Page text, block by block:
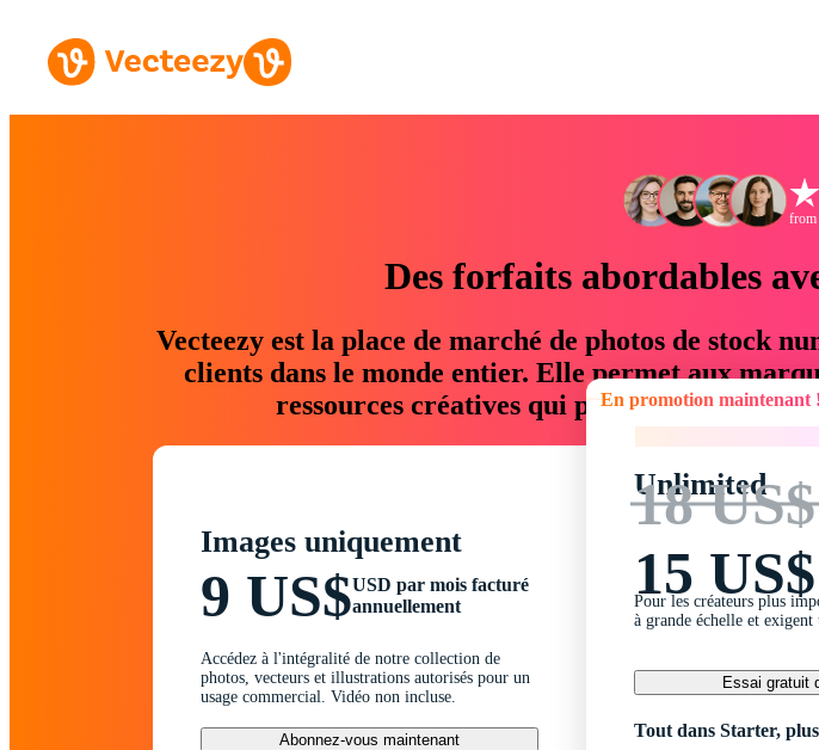
from
Des forfaits abordables
Vecteezy est la place de marché de photos de stock
clients dans le monde entier. Elle permet aux
ressources créatives qui permettent
Images uniquement
9 US$USD par mois facturé
annuellement
Accédez à l'intégralité de notre collection de
photos, vecteurs et illustrations autorisés pour un
usage commercial. Vidéo non incluse.
Abonnez-vous maintenant
En promotion maintenant !
Unlimited
18 US$
15 US$
Pour les créateurs plus
à grande échelle et
Essai gratuit
Tout dans Starter,